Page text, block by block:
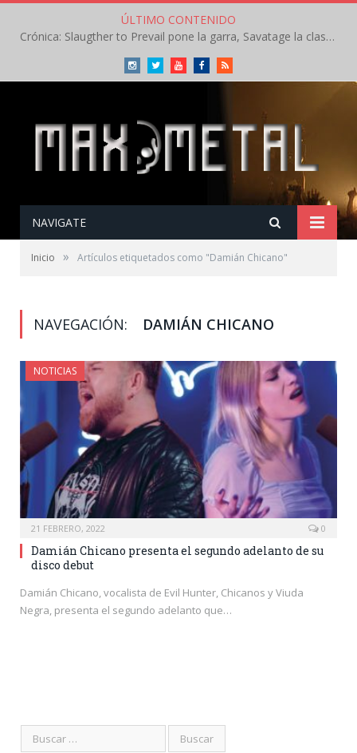
ÚLTIMO CONTENIDO
Crónica: Slaugther to Prevail pone la garra, Savatage la clase en la apertura del Leyendas del Rock – Miércoles – Agosto 2026
InstagramTwitterYoutubeFacebookRSS
NAVIGATE
Inicio » Artículos etiquetados como "Damián Chicano"
NAVEGACIÓN: DAMIÁN CHICANO
NOTICIAS
21 FEBRERO, 2022 0
Damián Chicano presenta el segundo adelanto de su
disco debut
Damián Chicano, vocalista de Evil Hunter, Chicanos y Viuda
Negra, presenta el segundo adelanto que…